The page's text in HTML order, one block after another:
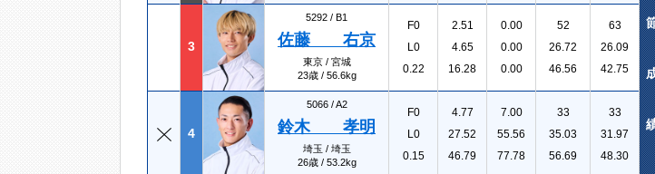
3
5292 / B1
佐藤 右京
東京 / 宮城
23歳 / 56.6kg
F0
L0
0.22
2.51
4.65
16.28
0.00
0.00
0.00
52
26.72
46.56
63
26.09
42.75
4
5066 /A2
鈴木 孝明
埼玉 / 埼玉
26歳 / 53.2kg
F0
L0
0.15
4.77
27.52
46.79
7.00
55.56
77.78
33
35.03
56.69
33
31.97
48.30